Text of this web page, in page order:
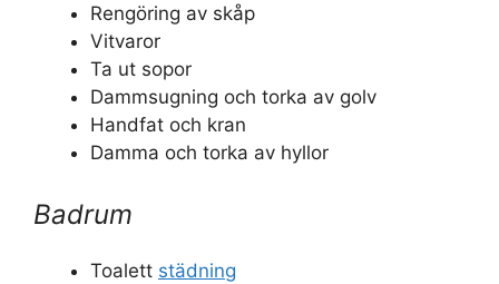
Rengöring av skåp
Vitvaror
Ta ut sopor
Dammsugning och torka av golv
Handfat och kran
Damma och torka av hyllor
Badrum
Toalett städning